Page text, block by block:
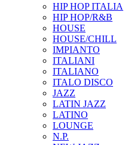
HIP HOP ITALIA
HIP HOP/R&B
HOUSE
HOUSE/CHILL
IMPIANTO
ITALIANI
ITALIANO
ITALO DISCO
JAZZ
LATIN JAZZ
LATINO
LOUNGE
N.P.